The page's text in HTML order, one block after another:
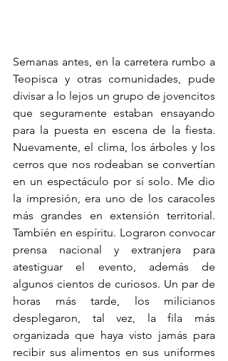
Semanas antes, en la carretera rumbo a
Teopisca y otras comunidades, pude
divisar a lo lejos un grupo de jovencitos
que seguramente estaban ensayando
para la puesta en escena de la fiesta.
Nuevamente, el clima, los árboles y los
cerros que nos rodeaban se convertían
en un espectáculo por sí solo. Me dio
la impresión, era uno de los caracoles
más grandes en extensión territorial.
También en espíritu. Lograron convocar
prensa nacional y extranjera para
atestiguar el evento, además de
algunos cientos de curiosos. Un par de
horas más tarde, los milicianos
desplegaron, tal vez, la fila más
organizada que haya visto jamás para
recibir sus alimentos en sus uniformes